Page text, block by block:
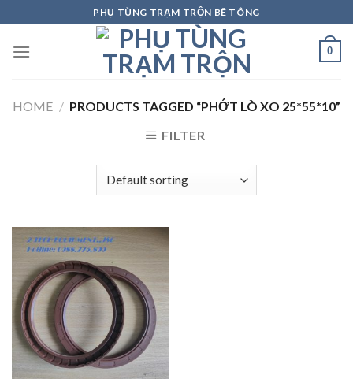
to
content
PHỤ TÙNG TRẠM TRỘN BÊ TÔNG
0
HOME / PRODUCTS TAGGED “PHỚT LÒ XO 25*55*10”
FILTER